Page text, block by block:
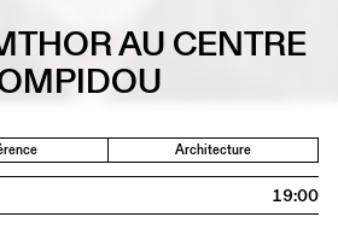
AU CENTRE
Architecture
19:00